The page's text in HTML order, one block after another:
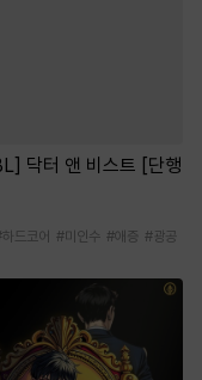
닥터 앤 비스트 [단행
하드코어 #미인수 #애증 #광공